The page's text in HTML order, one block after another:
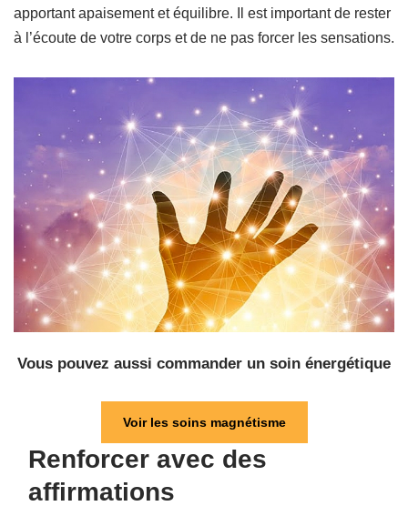
apportant apaisement et équilibre. Il est important de rester
à l’écoute de votre corps et de ne pas forcer les sensations.
Vous pouvez aussi commander un soin énergétique
Voir les soins magnétisme
Renforcer avec des
affirmations